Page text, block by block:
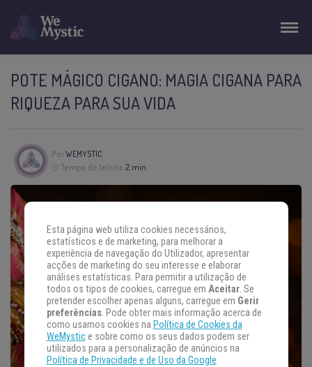
POTE MÁGICO CIGANO: MAGIA CIGANA PARA
RIQUEZA PARA SUA VIDA
PorWEMYSTIC
Tempo de leitura: 2 min
Esta página web utiliza cookies necessários,
estatísticos e de marketing, para melhorar a
experiência de navegação do Utilizador, apresentar
acções de marketing do seu interesse e elaborar
análises estatísticas. Para permitir a utilização de
todos os tipos de cookies, carregue em Aceitar. Se
pretender escolher apenas alguns, carregue em Gerir
preferências. Pode obter mais informação acerca de
como usamos cookies na Política de Cookies da
WeMystice sobre como os seus dados podem ser
utilizados para a personalização de anúncios na
Política de Privacidade e de Uso da Google.